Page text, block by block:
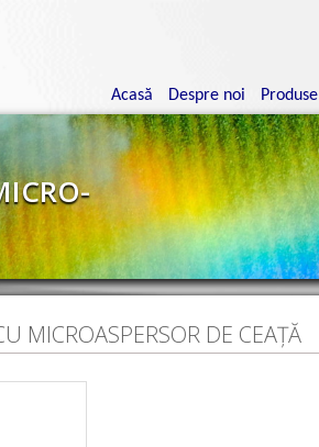
Acasă Despre noi Produse
MICROASPERSOR DE CEAȚĂ